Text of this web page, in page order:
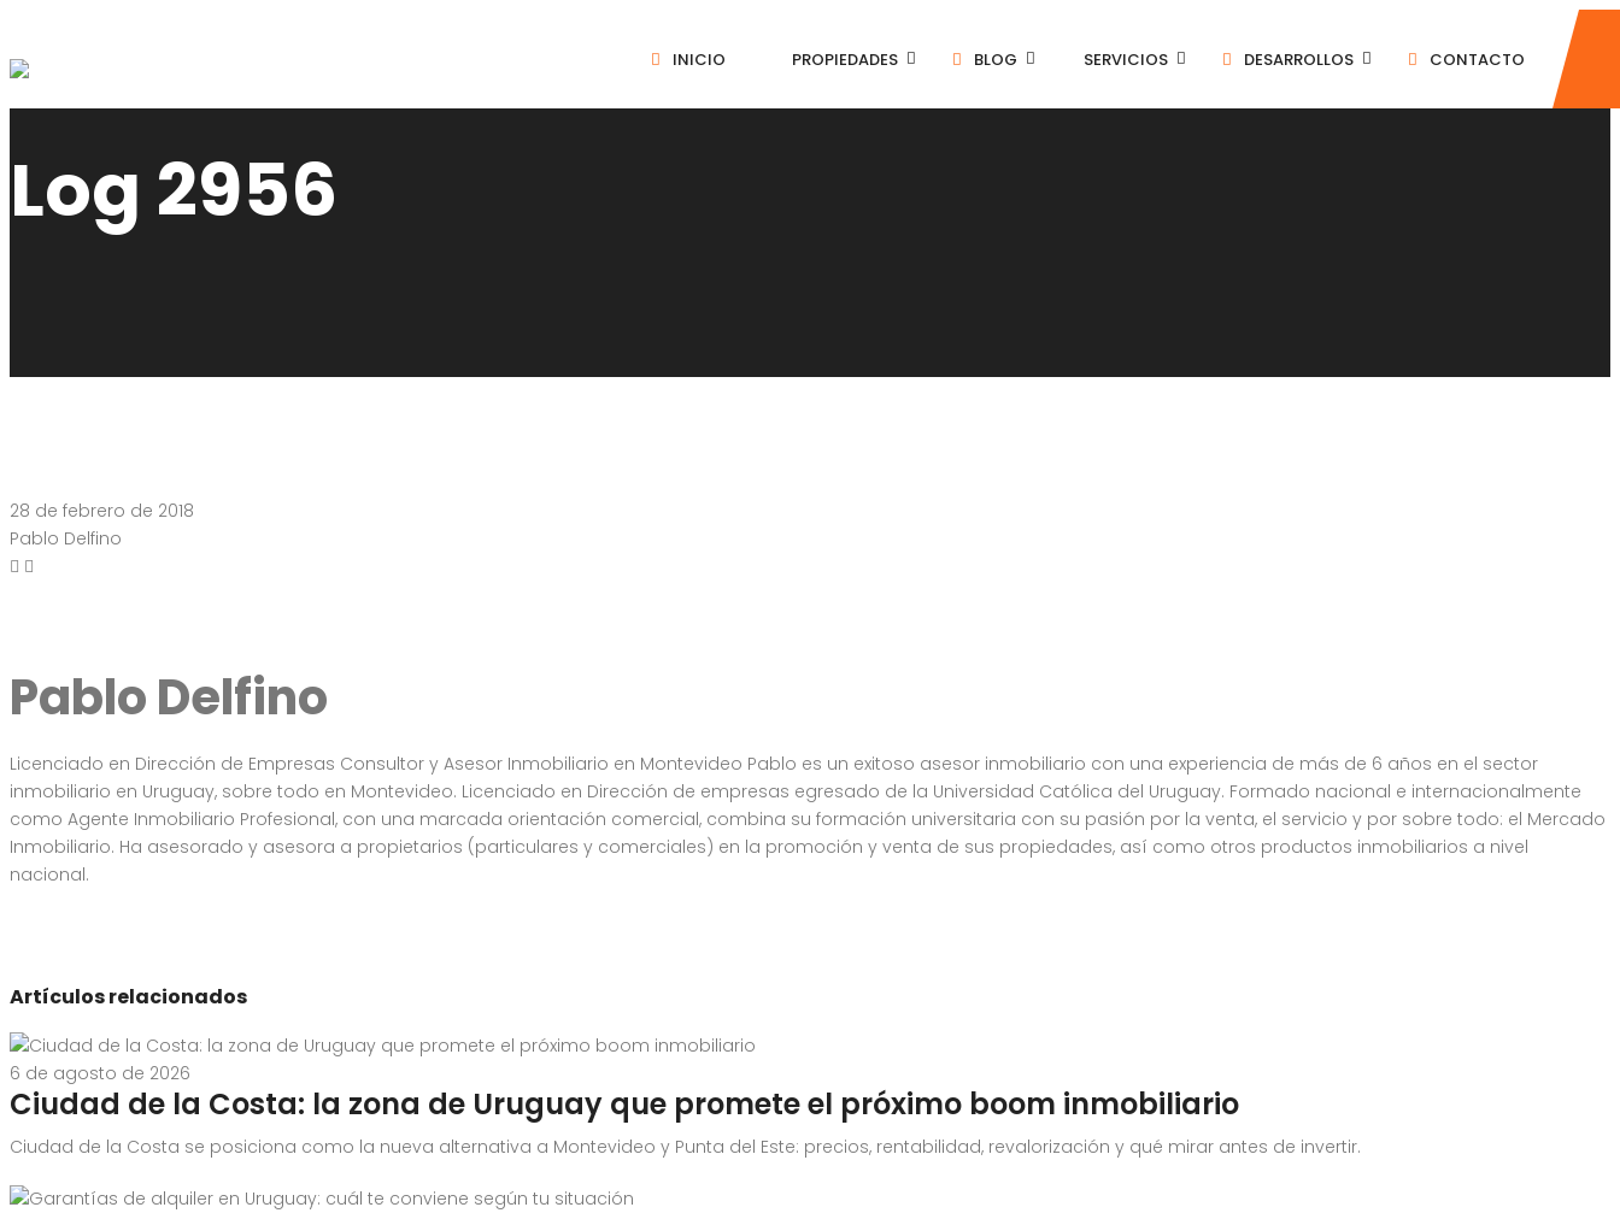
INICIO PROPIEDADES BLOG SERVICIOS DESARROLLOS CONTACTO
Log 2956
28 de febrero de 2018
Pablo Delfino
Pablo Delfino
Licenciado en Dirección de Empresas Consultor y Asesor Inmobiliario en Montevideo Pablo es un exitoso asesor inmobiliario con una experiencia de más de 6 años en el sector
inmobiliario en Uruguay, sobre todo en Montevideo. Licenciado en Dirección de empresas egresado de la Universidad Católica del Uruguay. Formado nacional e internacionalmente
como Agente Inmobiliario Profesional, con una marcada orientación comercial, combina su formación universitaria con su pasión por la venta, el servicio y por sobre todo: el Mercado
Inmobiliario. Ha asesorado y asesora a propietarios (particulares y comerciales) en la promoción y venta de sus propiedades, así como otros productos inmobiliarios a nivel
nacional.
Artículos relacionados
6 de agosto de 2026
Ciudad de la Costa: la zona de Uruguay que promete el próximo boom inmobiliario
Ciudad de la Costa se posiciona como la nueva alternativa a Montevideo y Punta del Este: precios, rentabilidad, revalorización y qué mirar antes de invertir.